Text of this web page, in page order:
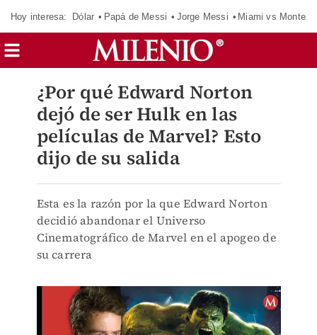
Hoy interesa: Dólar Papá de Messi Jorge Messi Miami vs
¿Por qué Edward Norton
dejó de ser Hulk en las
películas de Marvel? Esto
dijo de su salida
Esta es la razón por la que Edward Norton
decidió abandonar el Universo
Cinematográfico de Marvel en el apogeo de
su carrera